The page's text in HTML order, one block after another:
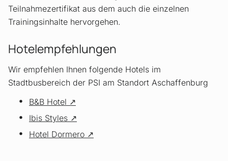
Teilnahmezertifikat aus dem auch die einzelnen
Trainingsinhalte hervorgehen.
Hotelempfehlungen
Wir empfehlen Ihnen folgende Hotels im
Stadtbusbereich der PSI am Standort Aschaffenburg
B&B Hotel
Ibis Styles
Hotel Dormero